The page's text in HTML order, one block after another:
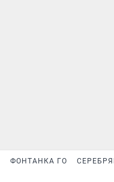
ФОНТАНКА ГО